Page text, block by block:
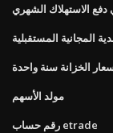
دفع الاستهلاك الشهري
المجانية المستقبلية
الخزانة سنة واحدة
مولد الأسهم
رقم حساب etrade